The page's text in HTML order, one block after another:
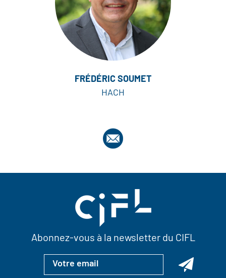
FRÉDÉRIC SOUMET
HACH
Abonnez-vous à la newsletter du CIFL